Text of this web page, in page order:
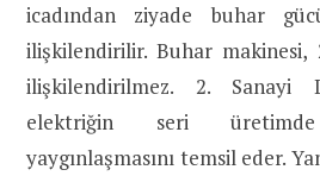
icadından ziyade buhar
ilişkilendirilir. Buhar makinesi,
ilişkilendirilmez. 2. Sanayi
elektriğin seri
yaygınlaşmasını temsil eder.